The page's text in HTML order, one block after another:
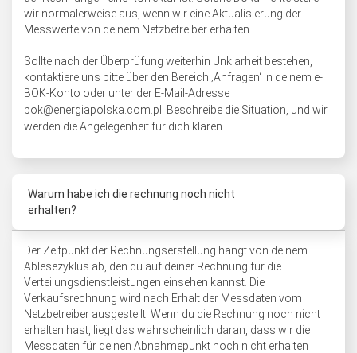
wir normalerweise aus, wenn wir eine Aktualisierung der
Messwerte von deinem Netzbetreiber erhalten.
Sollte nach der Überprüfung weiterhin Unklarheit bestehen,
kontaktiere uns bitte über den Bereich ‚Anfragen‘ in deinem e-
BOK-Konto oder unter der E-Mail-Adresse
bok@energiapolska.com.pl
. Beschreibe die Situation, und wir
werden die Angelegenheit für dich klären.
Warum habe ich die rechnung noch nicht
erhalten?
Der Zeitpunkt der Rechnungserstellung hängt von deinem
Ablesezyklus ab, den du auf deiner Rechnung für die
Verteilungsdienstleistungen einsehen kannst. Die
Verkaufsrechnung wird nach Erhalt der Messdaten vom
Netzbetreiber ausgestellt. Wenn du die Rechnung noch nicht
erhalten hast, liegt das wahrscheinlich daran, dass wir die
Messdaten für deinen Abnahmepunkt noch nicht erhalten